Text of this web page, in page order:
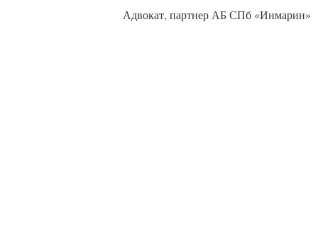
Адвокат, партнер АБ СПб «Инмарин»